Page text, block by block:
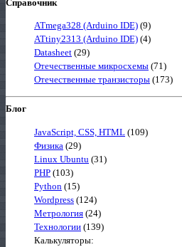
Справочник
ATmega328 (Arduino IDE) (9)
ATtiny2313 (Arduino IDE) (4)
Datasheet (29)
Отечественные микросхемы (71)
Отечественные транзисторы (173)
Блог
JavaScript, CSS, HTML (109)
Физика (29)
Linux Ubuntu (31)
PHP (103)
Python (15)
Wordpress (124)
Метрология (24)
Технологии (139)
Калькуляторы: